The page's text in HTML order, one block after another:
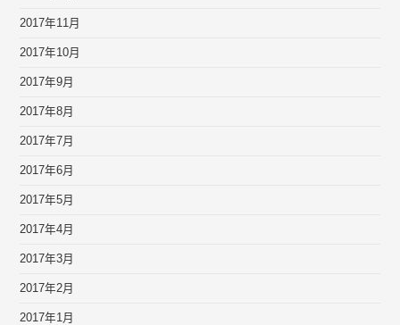
2017年11月
2017年10月
2017年9月
2017年8月
2017年7月
2017年6月
2017年5月
2017年4月
2017年3月
2017年2月
2017年1月